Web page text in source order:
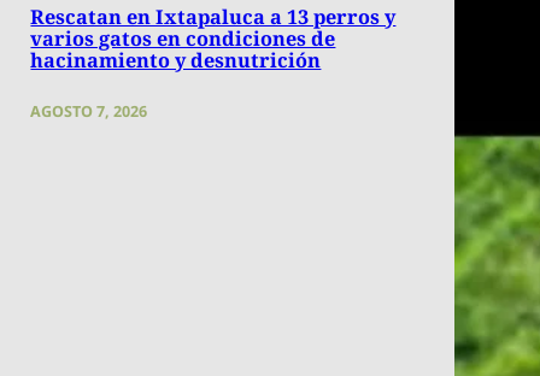
Rescatan en Ixtapaluca a 13 perros y
varios gatos en condiciones de
hacinamiento y desnutrición
AGOSTO 7, 2026